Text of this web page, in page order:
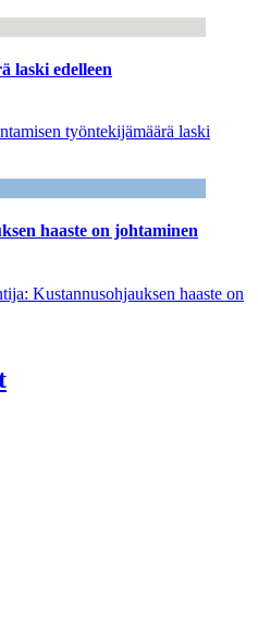
laski edelleen
työntekijämäärä laski
haaste on johtaminen
Kustannusohjauksen haaste on